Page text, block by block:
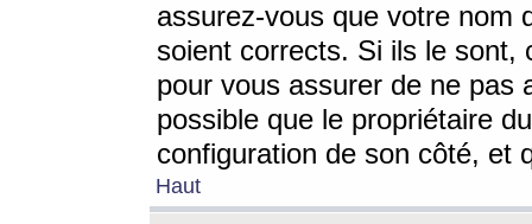
assurez-vous que votre nom
soient corrects. Si ils le sont,
pour vous assurer de ne pas
possible que le propriétaire
configuration de son côté, et
Haut